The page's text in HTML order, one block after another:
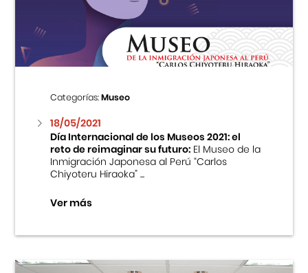
Centro Cultural Peruano Japonés
Cursos
Museo de la Inmigración Japonesa
Fondo Editorial
Teatro Peruano Japonés
Categorías:Museo
18/05/2021
Día Internacional de los Museos 2021: el
reto de reimaginar su futuro:El Museo de la
Inmigración Japonesa al Perú “Carlos
Chiyoteru Hiraoka” ...
Ver más